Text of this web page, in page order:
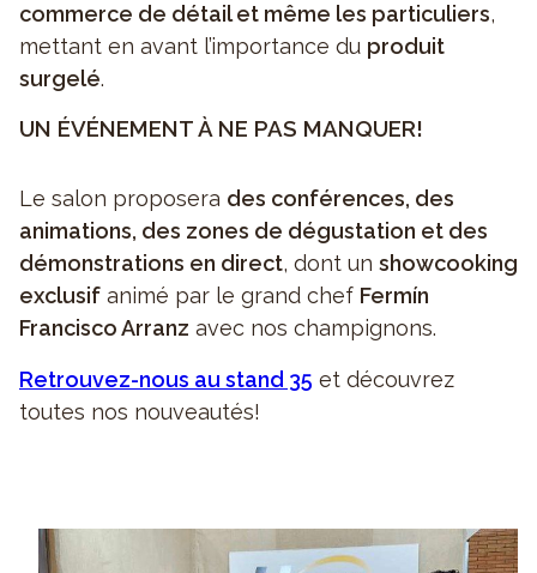
commerce de détail et même les particuliers,
mettant en avant l’importance du produit
surgelé.
UN ÉVÉNEMENT À NE PAS MANQUER!
Le salon proposera des conférences, des
animations, des zones de dégustation et des
démonstrations en direct, dont un showcooking
exclusif animé par le grand chef Fermín
Francisco Arranz avec nos champignons.
Retrouvez-nous au stand 35 et découvrez
toutes nos nouveautés!